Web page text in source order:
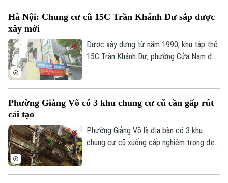
Theo dõi Hà Nội On
nhờ đáp ứng tốt nhu cầu ở thực và hưởng
Hà Nội: Chung cư cũ 15C Trần Khánh Dư sắp được
xây mới
Được xây dựng từ năm 1990, khu tập thể
15C Trần Khánh Dư, phường Cửa Nam đã
nhiều hạng mục của công trình đã xuống
sinh hoạt của cư dân.
Phường Giảng Võ có 3 khu chung cư cũ cần gấp rút
cải tạo
Phường Giảng Võ là địa bàn có 3 khu
chung cư cũ xuống cấp nghiêm trọng đe